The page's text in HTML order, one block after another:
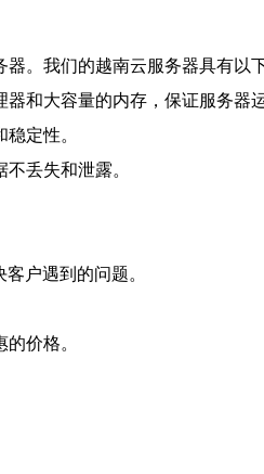
。我们的越南云服务器具有以
和大容量的内存，保证服务器
定性。
丢失和泄露。
户遇到的问题。
价格。